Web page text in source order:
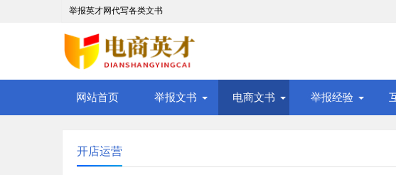
举报英才网代写各类文书
网站首页 举报文书 电商文书 举报经验
开店运营